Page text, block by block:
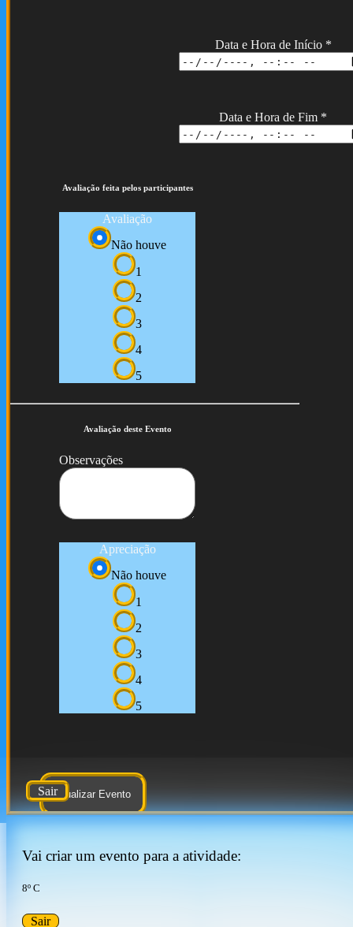
Data e Hora de Início *
Data e Hora de Fim *
Avaliação feita pelos participantes
Avaliação
Não houve
1
2
3
4
5
Avaliação deste Evento
Observações
Apreciação
Não houve
1
2
3
4
5
Atualizar Evento
Sair
Vai criar um evento para a atividade:
8º C
Sair